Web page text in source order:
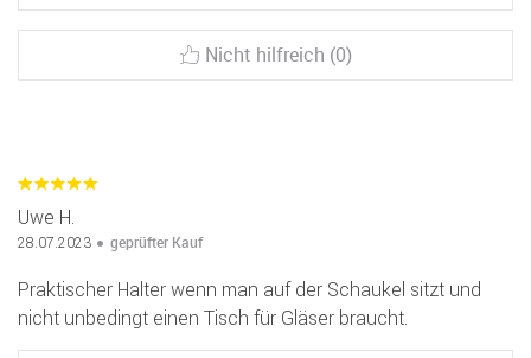
Nicht hilfreich (0)
Uwe H.
28.07.2023 geprüfter Kauf
Praktischer Halter wenn man auf der Schaukel sitzt und
nicht unbedingt einen Tisch für Gläser braucht.